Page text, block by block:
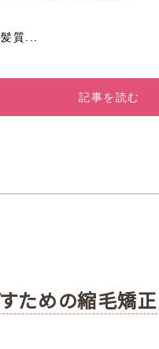
質...
記事を読む
ための縮毛矯正